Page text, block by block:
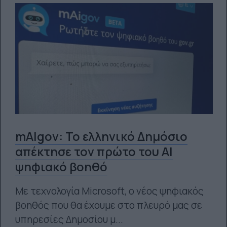
mAIgov: Το ελληνικό Δημόσιο
απέκτησε τον πρώτο του AI
ψηφιακό βοηθό
Με τεχνολογία Microsoft, ο νέος ψηφιακός
βοηθός που θα έχουμε στο πλευρό μας σε
υπηρεσίες Δημοσίου μ...